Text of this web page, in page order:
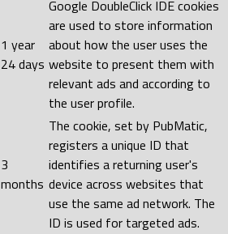
1 year
24 days
Google DoubleClick IDE cookies
are used to store information
about how the user uses the
website to present them with
relevant ads and according to
the user profile.
3
months
The cookie, set by PubMatic,
registers a unique ID that
identifies a returning user's
device across websites that
use the same ad network. The
ID is used for targeted ads.